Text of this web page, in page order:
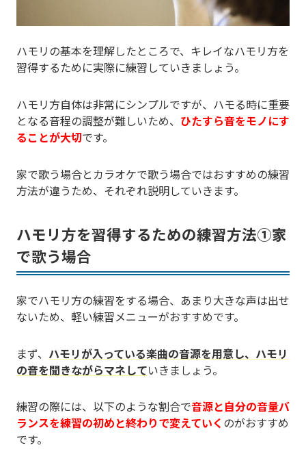
ハモリの基本を理解したところで、キレイなハモリ方を
習得するために実際に練習していきましょう。
ハモリ方自体は非常にシンプルですが、ハモる時に重要
となる音程の調整が難しいため、 ひたすら音をモノにす
ることが大切です。
家で歌う場合とカラオケで歌う場合ではおすすめの練習
方法が違うため、それぞれ説明していきます。
ハモリ方を習得するための練習方法①家
で歌う場合
家でハモリ方の練習をする場合、あまり大きな声は出せ
ないため、軽い練習メニューがおすすめです。
まず、 ハモリが入っている楽曲の音源を用意し、ハモリ
の音を聞きながらマネしていきましょう。
練習の際には、以下のような割合で音源と自分の音量バ
ランスを練習の初めと終わりで変えていく のがおすすめ
です。